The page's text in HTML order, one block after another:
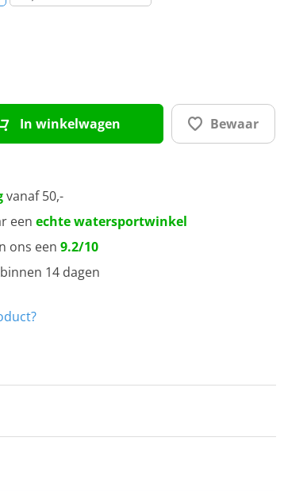
In winkelwagen Bewaar
vanaf 50,-
een echte watersportwinkel
ons een 9.2/10
14 dagen